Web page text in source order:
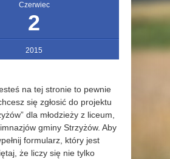
Czerwiec
2
2015
na tej stronie to pewnie
się zgłosić do projektu
dla młodzieży z liceum,
gminy Strzyżów. Aby
formularz, który jest
że liczy się nie tylko